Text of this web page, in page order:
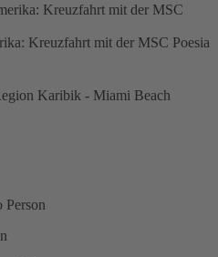
Kreuzfahrt mit der MSC Poesia
Karibik - Miami Beach
Person